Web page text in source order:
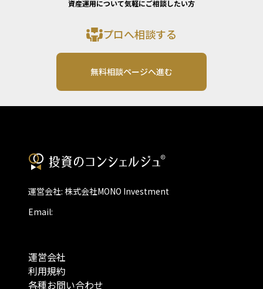
資産運用について気軽にご相談したい方
プロへ相談する
無料相談ページへ進む
運営会社: 株式会社MONO Investment
Email:
運営会社
利用規約
各種お問い合わせ